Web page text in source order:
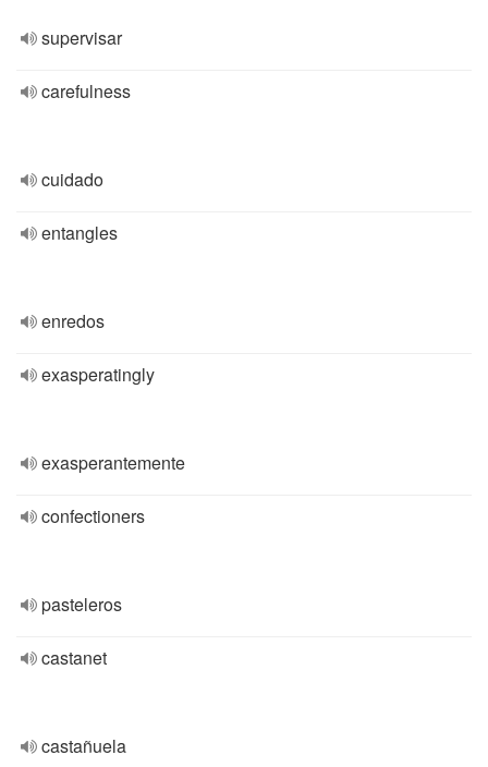
supervisar
carefulness
cuidado
entangles
enredos
exasperatingly
exasperantemente
confectioners
pasteleros
castanet
castañuela